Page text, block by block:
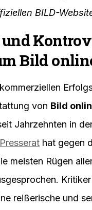
BILD-
Bild
von Bild
Jahrzehnten in
hat gegen
meisten Rügen
reißerische und